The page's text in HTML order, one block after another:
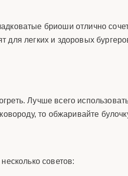
бриоши отлично
легких и здоровых
Лучше всего
то обжаривайте
советов: